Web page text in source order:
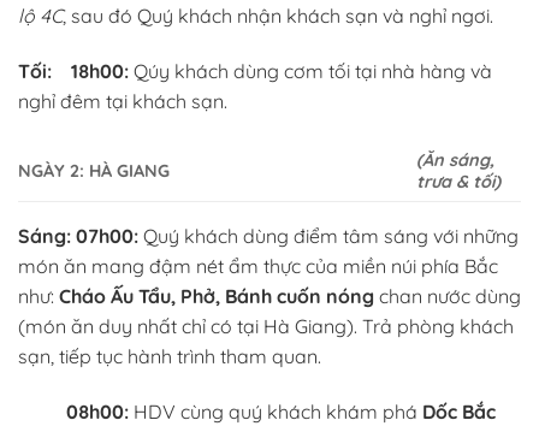
lộ 4C, sau đó Quý khách nhận khách sạn và nghỉ ngơi.
Tối: 18h00: Qúy khách dùng cơm tối tại nhà hàng và
nghỉ đêm tại khách sạn.
NGÀY 2: HÀ GIANG
(Ăn sáng,
trưa & tối)
Sáng: 07h00: Quý khách dùng điểm tâm sáng với những
món ăn mang đậm nét ẩm thực của miền núi phía Bắc
như: Cháo Ấu Tẩu, Phở, Bánh cuốn nóng chan nước dùng
(món ăn duy nhất chỉ có tại Hà Giang). Trả phòng khách
sạn, tiếp tục hành trình tham quan.
08h00: HDV cùng quý khách khám phá Dốc Bắc